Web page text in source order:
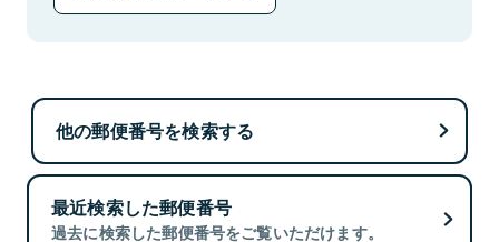
他の郵便番号を検索する
最近検索した郵便番号
過去に検索した郵便番号をご覧いただけます。